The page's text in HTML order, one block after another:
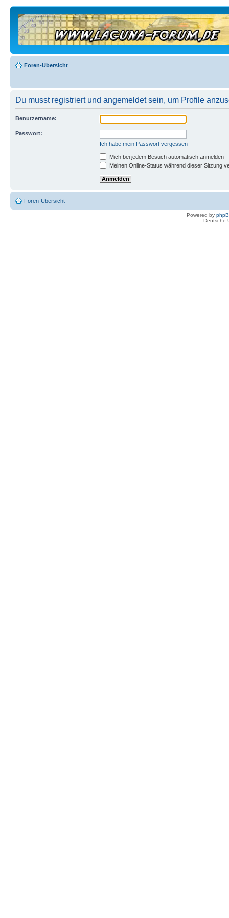
Foren-Übersicht
Du musst registriert und angemeldet sein, um Profile
Benutzername:
Passwort:
Ich habe mein Passwort vergessen
Mich bei jedem Besuch automatisch anmelden
Meinen Online-Status während dieser Sitzung
Foren-Übersicht
Powered by
Deutsche